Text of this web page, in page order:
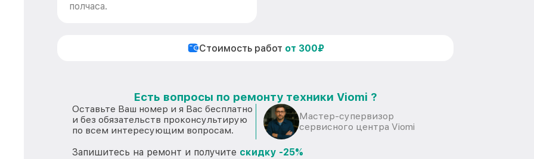
полчаса.
Стоимость работ от 300₽
Есть вопросы по ремонту техники Viomi ?
Оставьте Ваш номер и я Вас бесплатно
и без обязательств проконсультирую
по всем интересующим вопросам.
Мастер-супервизор
сервисного центра Viomi
Запишитесь на ремонт и получите скидку -25%